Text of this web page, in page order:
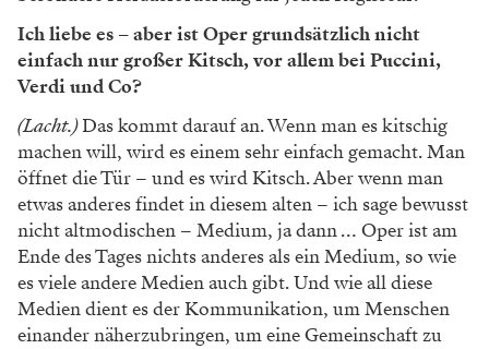
schön. Sie ist stark, emotional
– sie braucht keine
Interpretation mehr.
Kirill Serebrennikov über
Verdi
Kann irgendwas die Welt retten? Die Musik?
Nichts kann die Welt retten. Oper und Kunst sind eine